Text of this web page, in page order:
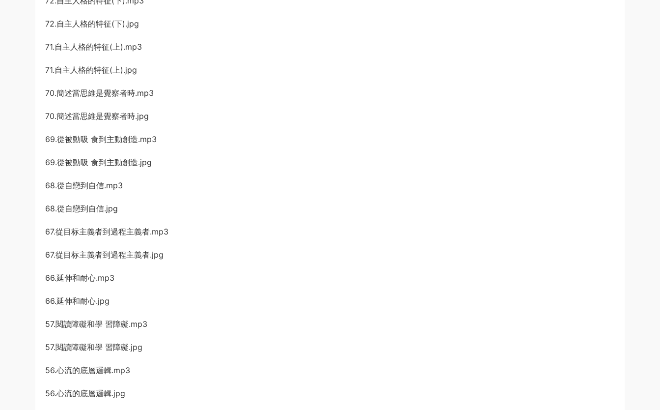
72.自主人格的特征(下).jpg
71.自主人格的特征(上).mp3
71.自主人格的特征(上).jpg
70.簡述當思維是覺察者時.mp3
70.簡述當思維是覺察者時.jpg
69.從被動吸 食到主動創造.mp3
69.從被動吸 食到主動創造.jpg
68.從自戀到自信.mp3
68.從自戀到自信.jpg
67.從目标主義者到過程主義者.mp3
67.從目标主義者到過程主義者.jpg
66.延伸和耐心.mp3
66.延伸和耐心.jpg
57.閱讀障礙和學 習障礙.mp3
57.閱讀障礙和學 習障礙.jpg
56.心流的底層邏輯.mp3
56.心流的底層邏輯.jpg